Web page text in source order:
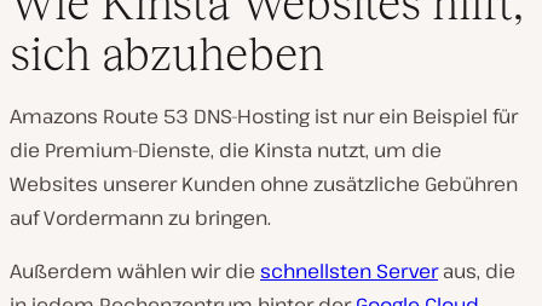
sich abzuheben
Amazons Route 53 DNS-Hosting ist nur ein Beispiel für
die Premium-Dienste, die Kinsta nutzt, um die
Websites unserer Kunden ohne zusätzliche Gebühren
auf Vordermann zu bringen.
Außerdem wählen wir die schnellsten Serveraus, die